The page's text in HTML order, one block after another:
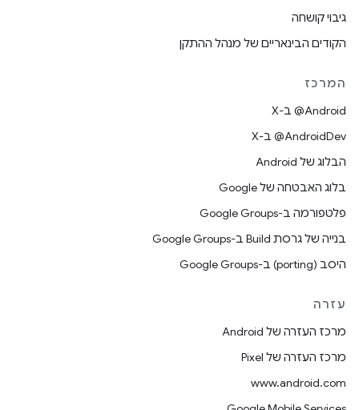
גיבוי קושחה
הקודים הבינאריים של מנהל ההתקן
המרכז
‫‎@Android ב-X
‫‎@AndroidDev ב-X
הבלוג של Android
בלוג האבטחה של Google
פלטפורמה ב-Google Groups
בנייה של גרסת Build ב-Google Groups
היסב (porting) ב-Google Groups
עזרה
מרכז העזרה של Android
מרכז העזרה של Pixel
www.android.com